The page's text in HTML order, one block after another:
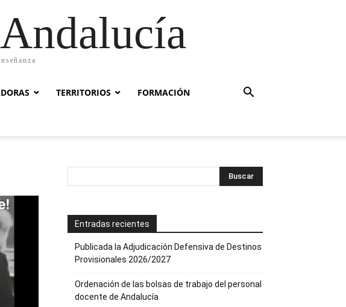
TERRITORIOS FORMACIÓN
Entradas recientes
Publicada la Adjudicación Defensiva de Destinos
Provisionales 2026/2027
Ordenación de las bolsas de trabajo del personal
docente de Andalucía